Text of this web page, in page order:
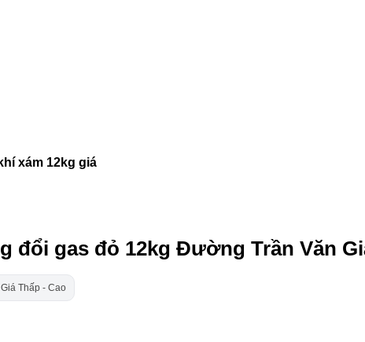
xám 12kg giá
đổi gas đỏ 12kg Đường Trần Văn
Giá Thấp - Cao